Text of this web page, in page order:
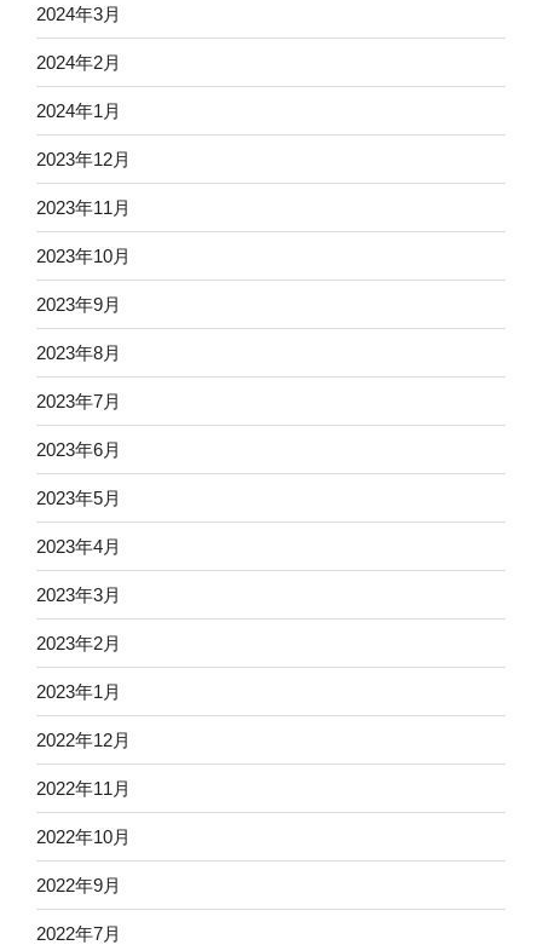
2024年3月
2024年2月
2024年1月
2023年12月
2023年11月
2023年10月
2023年9月
2023年8月
2023年7月
2023年6月
2023年5月
2023年4月
2023年3月
2023年2月
2023年1月
2022年12月
2022年11月
2022年10月
2022年9月
2022年7月